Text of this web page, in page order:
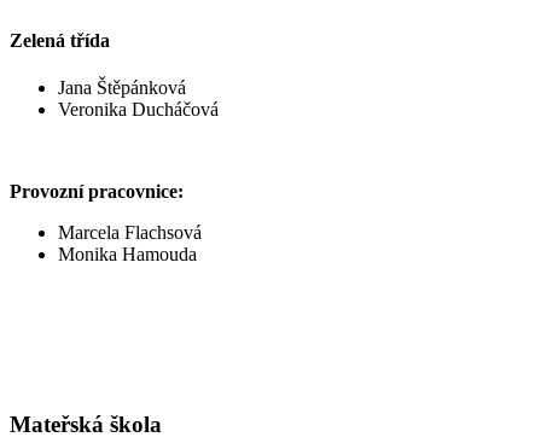
Zelená třída
Jana Štěpánková
Veronika Ducháčová
Provozní pracovnice:
Marcela Flachsová
Monika Hamouda
Mateřská škola